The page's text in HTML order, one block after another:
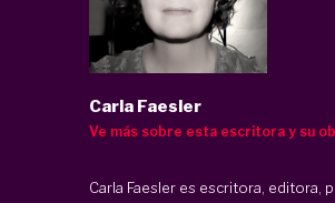
Carla Faesler
Ve más sobre esta escritora y su
Carla Faesler es escritora, editora,